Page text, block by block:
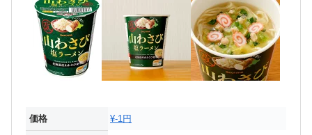
価格 ¥-1円